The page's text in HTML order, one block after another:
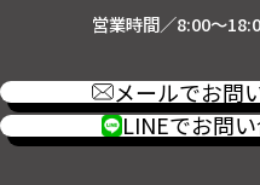
営業時間／8:00～
メールでお問
LINEでお問